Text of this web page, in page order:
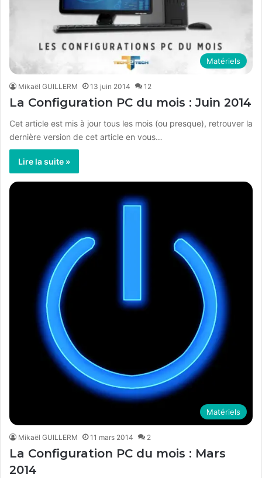
Matériels
Mikaël GUILLERM 13 juin 2014 12
La Configuration PC du mois : Juin 2014
Cet article est mis à jour tous les mois (ou presque), retrouver la
dernière version de cet article en vous…
Lire la suite »
Matériels
Mikaël GUILLERM 11 mars 2014 2
La Configuration PC du mois : Mars
2014